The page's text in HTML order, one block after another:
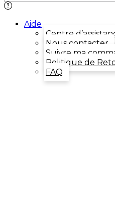
Aide
Centre
Nous contacter
Suivre ma
Politique de
FAQ